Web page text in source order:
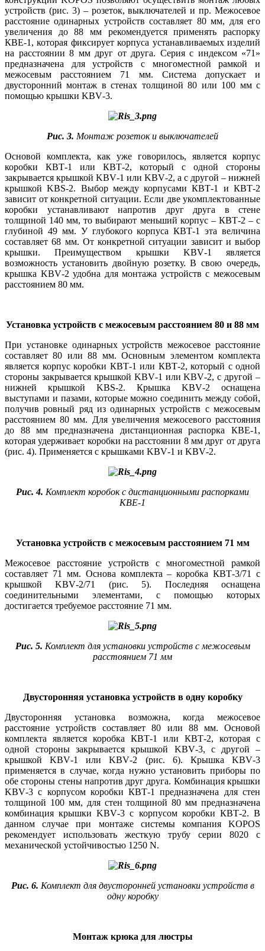
устройств (рис. 3) – розеток, выключателей и пр. Межосевое
расстояние одинарных устройств составляет 80 мм, для его
увеличения до 88 мм рекомендуется применять распорку
КВЕ‑1, которая фиксирует корпуса устанавливаемых изделий
на расстоянии 8 мм друг от друга. Серия с индексом «71»
предназначена для устройств с многоместной рамкой и
межосевым расстоянием 71 мм. Система допускает и
двусторонний монтаж в стенах толщиной 80 или 100 мм с
помощью крышки KBV‑3.
Рис. 3. Монтаж розеток и выключателей
Основой комплекта, как уже говорилось, является корпус
коробки КВТ‑1 или КВТ‑2, который с одной стороны
закрывается крышкой KBV‑1 или KBV‑2, а с другой – нижней
крышкой KBS‑2. Выбор между корпусами КВТ‑1 и КВТ‑2
зависит от конкретной ситуации. Если две укомплектованные
коробки устанавливают напротив друг друга в стене
толщиной 140 мм, то выбирают меньший корпус – КВТ‑2 – с
глубиной 49 мм. У глубокого корпуса КВТ‑1 эта величина
составляет 68 мм. От конкретной ситуации зависит и выбор
крышки. Преимуществом крышки KBV‑1 является
возможность установить двойную розетку. В свою очередь,
крышка KBV‑2 удобна для монтажа устройств с межосевым
расстоянием 80 мм.
Установка устройств с межосевым расстоянием 80 и 88 мм
При установке одинарных уст­ройств межосевое расстояние
составляет 80 или 88 мм. Основным элементом комплекта
является корпус коробки КВТ‑1 или КВТ‑2, который с одной
стороны закрывается крышкой KBV‑1 или KBV‑2, с другой –
нижней крышкой KBS‑2. Крышка KBV‑2 оснащена
выступами и пазами, которые можно соединить между собой,
получив ровный ряд из одинарных устройств с межосевым
расстоянием 80 мм. Для увеличения межосевого расстояния
до 88 мм предназначена дистанционная распорка КВЕ‑1,
которая удерживает коробки на расстоянии 8 мм друг от друга
(рис. 4). Применяется с крышками KBV‑1 и KBV‑2.
Рис. 4. Комплект коробок с дистанционными распорками
КВЕ‑1
Установка устройств с межосевым расстоянием 71 мм
Межосевое расстояние устройств с многоместной рамкой
составляет 71 мм. Основа комплекта – коробка КВТ‑3/71 с
крышкой KBV‑2/71 (рис. 5). Последняя оснащена
соединительными элементами, с помощью которых
достигается требуемое расстояние 71 мм.
Рис. 5. Комплект для установки устройств с межосевым
расстоянием 71 мм
Двусторонняя установка устройств в одну коробку
Двусторонняя установка возможна, когда межосевое
расстояние устройств составляет 80 или 88 мм. Основой
комплекта является коробка КВТ‑1 или КВТ‑2, которая с
одной стороны закрывается крышкой KBV‑3, с другой –
крышкой KBV‑1 или KBV‑2 (рис. 6). Крышка KBV‑3
применяется в случае, когда нужно установить приборы по
обе стороны стены напротив друг друга. Комбинация крышки
KBV‑3 с корпусом коробки КВТ‑1 предназначена для стен
толщиной 100 мм, для стен толщиной 80 мм предназначена
комбинация крышки KBV‑3 с корпусом коробки КВТ‑2. В
данном случае при монтаже системы компания KOPOS
рекомендует использовать жесткую трубу серии 8020 с
механической устойчивостью 1250 N.
Рис. 6. Комплект для двусторонней установки устройств в
одну коробку
Монтаж крюка для люстры